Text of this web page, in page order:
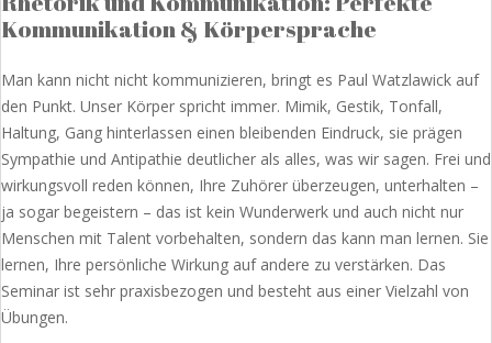
Kommunikation & Körpersprache
Man kann nicht nicht kommunizieren, bringt es Paul Watzlawick auf
den Punkt. Unser Körper spricht immer. Mimik, Gestik, Tonfall,
Haltung, Gang hinterlassen einen bleibenden Eindruck, sie prägen
Sympathie und Antipathie deutlicher als alles, was wir sagen. Frei und
wirkungsvoll reden können, Ihre Zuhörer überzeugen, unterhalten –
ja sogar begeistern – das ist kein Wunderwerk und auch nicht nur
Menschen mit Talent vorbehalten, sondern das kann man lernen. Sie
lernen, Ihre persönliche Wirkung auf andere zu verstärken. Das
Seminar ist sehr praxisbezogen und besteht aus einer Vielzahl von
Übungen.